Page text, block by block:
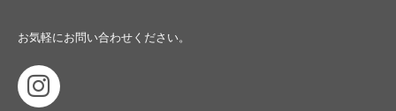
お気軽にお問い合わせください。